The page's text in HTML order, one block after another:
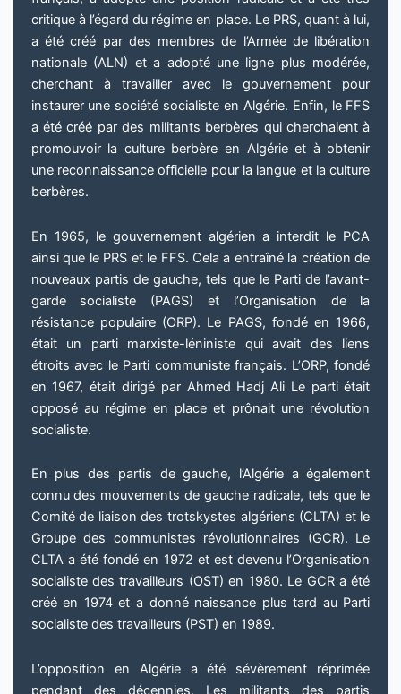
critique à l’égard du régime en place. Le PRS, quant à lui,
a été créé par des membres de l’Armée de libération
nationale (ALN) et a adopté une ligne plus modérée,
cherchant à travailler avec le gouvernement pour
instaurer une société socialiste en Algérie. Enfin, le FFS
a été créé par des militants berbères qui cherchaient à
promouvoir la culture berbère en Algérie et à obtenir
une reconnaissance officielle pour la langue et la culture
berbères.
En 1965, le gouvernement algérien a interdit le PCA
ainsi que le PRS et le FFS. Cela a entraîné la création de
nouveaux partis de gauche, tels que le Parti de l’avant-
garde socialiste (PAGS) et l’Organisation de la
résistance populaire (ORP). Le PAGS, fondé en 1966,
était un parti marxiste-léniniste qui avait des liens
étroits avec le Parti communiste français. L’ORP, fondé
en 1967, était dirigé par Ahmed Hadj Ali Le parti était
opposé au régime en place et prônait une révolution
socialiste.
En plus des partis de gauche, l’Algérie a également
connu des mouvements de gauche radicale, tels que le
Comité de liaison des trotskystes algériens (CLTA) et le
Groupe des communistes révolutionnaires (GCR). Le
CLTA a été fondé en 1972 et est devenu l’Organisation
socialiste des travailleurs (OST) en 1980. Le GCR a été
créé en 1974 et a donné naissance plus tard au Parti
socialiste des travailleurs (PST) en 1989.
L’opposition en Algérie a été sévèrement réprimée
pendant des décennies. Les militants des partis